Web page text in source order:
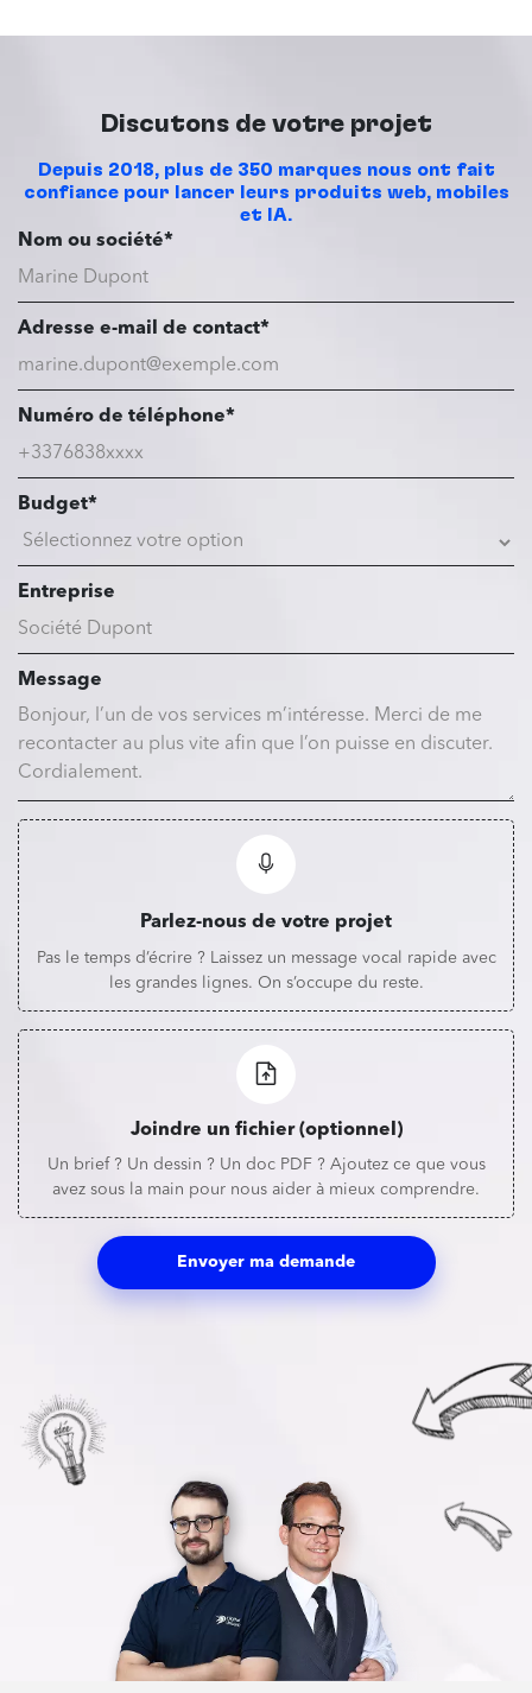
Discutons de votre projet
Depuis 2018, plus de 350 marques nous ont fait
confiance pour lancer leurs produits web, mobiles
et IA.
Nom ou société*
Adresse e-mail de contact*
Numéro de téléphone*
Budget*
Entreprise
Message
Parlez-nous de votre projet
Pas le temps d’écrire ? Laissez un message vocal rapide avec
les grandes lignes. On s’occupe du reste.
Joindre un fichier (optionnel)
Un brief ? Un dessin ? Un doc PDF ? Ajoutez ce que vous
avez sous la main pour nous aider à mieux comprendre.
Envoyer ma demande